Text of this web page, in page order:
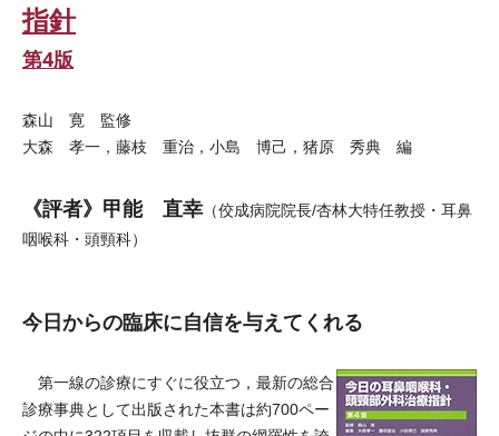
指針
第4版
森山 寛 監修
大森 孝一，藤枝 重治，小島 博己，猪原 秀典 編
《評者》甲能 直幸 （佼成病院院長/杏林大特任教授・耳鼻
咽喉科・頭頸科）
今日からの臨床に自信を与えてくれる
第一線の診療にすぐに役立つ，最新の総合
診療事典として出版された本書は約700ペー